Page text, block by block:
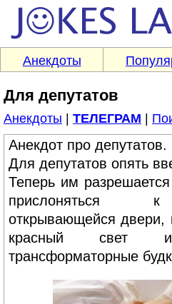
Анекдоты
Для депутатов
Анекдоты ТЕЛЕГРАМ
Анекдот про депутатов.
Для депутатов опять
Теперь им
прислоняться к
открывающейся двери,
красный свет
трансформаторные